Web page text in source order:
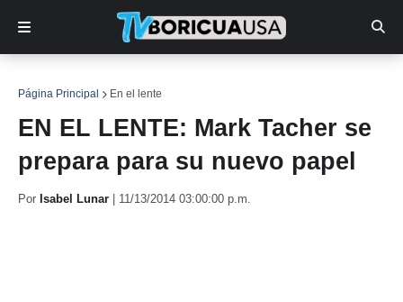
Página Principal En el lente
EN EL LENTE: Mark Tacher se
prepara para su nuevo papel
Por Isabel Lunar 11/13/2014 03:00:00 p.m.